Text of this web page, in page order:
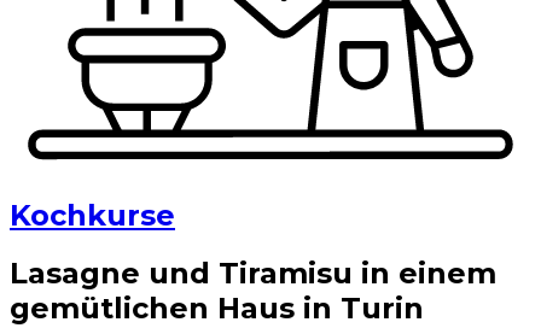
Kochkurse
Lasagne und Tiramisu in einem
gemütlichen Haus in Turin